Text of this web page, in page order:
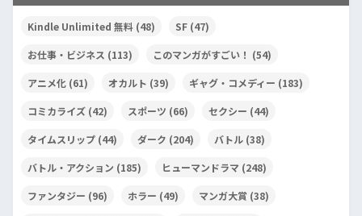
Kindle Unlimited 無料 (48) SF (47)
お仕事・ビジネス (113) このマンガがすごい！ (54)
アニメ化 (61) オカルト (39) ギャグ・コメディー (183)
コミカライズ (42) スポーツ (66) セクシー (44)
タイムスリップ (44) ダーク (204) バトル (38)
バトル・アクション (185) ヒューマンドラマ (248)
ファンタジー (96) ホラー (49) マンガ大賞 (38)